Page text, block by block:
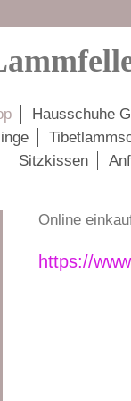
Hausschuhe
Sitzkissen
Online
https://